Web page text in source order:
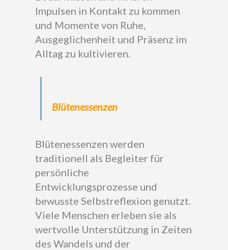
Impulsen in Kontakt zu kommen
und Momente von Ruhe,
Ausgeglichenheit und Präsenz im
Alltag zu kultivieren.
Blütenessenzen
Blütenessenzen werden
traditionell als Begleiter für
persönliche
Entwicklungsprozesse und
bewusste Selbstreflexion genutzt.
Viele Menschen erleben sie als
wertvolle Unterstützung in Zeiten
des Wandels und der